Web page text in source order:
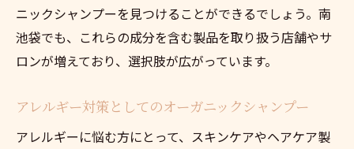
ニックシャンプーを見つけることができるでしょう。南
池袋でも、これらの成分を含む製品を取り扱う店舗やサ
ロンが増えており、選択肢が広がっています。
アレルギー対策としてのオーガニックシャンプー
アレルギーに悩む方にとって、スキンケアやヘアケア製